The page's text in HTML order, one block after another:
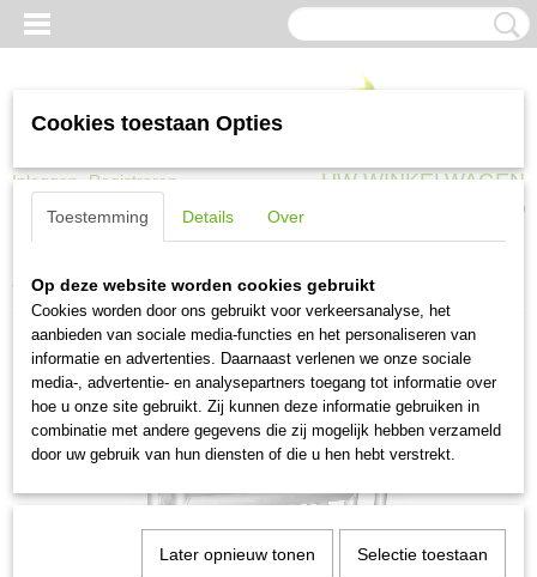
Inloggen Registreren UW WINKELWAGEN
(0)
Vouw/opbouwframe 075-185-3
Cookies toestaan Opties
Toestemming Details Over
Op deze website worden cookies gebruikt
Cookies worden door ons gebruikt voor verkeersanalyse, het
aanbieden van sociale media-functies en het personaliseren van
informatie en advertenties. Daarnaast verlenen we onze sociale
media-, advertentie- en analysepartners toegang tot informatie over
hoe u onze site gebruikt. Zij kunnen deze informatie gebruiken in
combinatie met andere gegevens die zij mogelijk hebben verzameld
door uw gebruik van hun diensten of die u hen hebt verstrekt.
Later opnieuw tonen Selectie toestaan